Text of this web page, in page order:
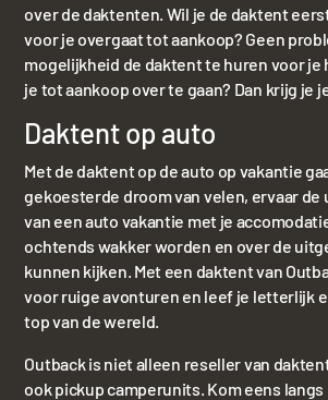
over de daktenten. Wil je de daktent
voor je overgaat tot aankoop? Geen
mogelijkheid de daktent te huren voor je
je tot aankoop over te gaan? Dan krijg je
Daktent op auto
Met de daktent op de auto op vakantie
gekoesterde droom van velen, ervaar de
van een auto vakantie met je
ochtends wakker worden en over de
kunnen kijken. Met een daktent van
voor ruige avonturen en leef je letterlijk
top van de wereld.
Outback is niet alleen reseller van
ook pickup camperunits. Kom eens